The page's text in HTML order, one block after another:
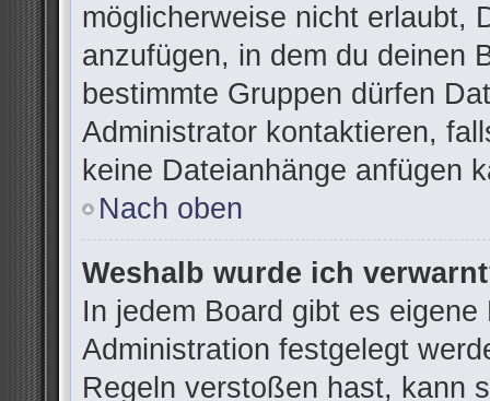
möglicherweise nicht erlaubt,
anzufügen, in dem du deinen
bestimmte Gruppen dürfen
Administrator kontaktieren,
keine Dateianhänge anfügen
Nach oben
Weshalb wurde ich
In jedem Board gibt es
Administration festgelegt
Regeln verstoßen hast, kann